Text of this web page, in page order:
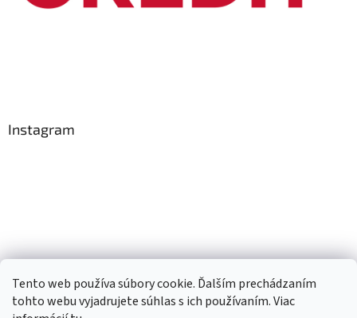
Tento web používa súbory cookie. Ďalším prechádzaním
tohto webu vyjadrujete súhlas s ich používaním. Viac
Instagram
Sledovať na Instagrame